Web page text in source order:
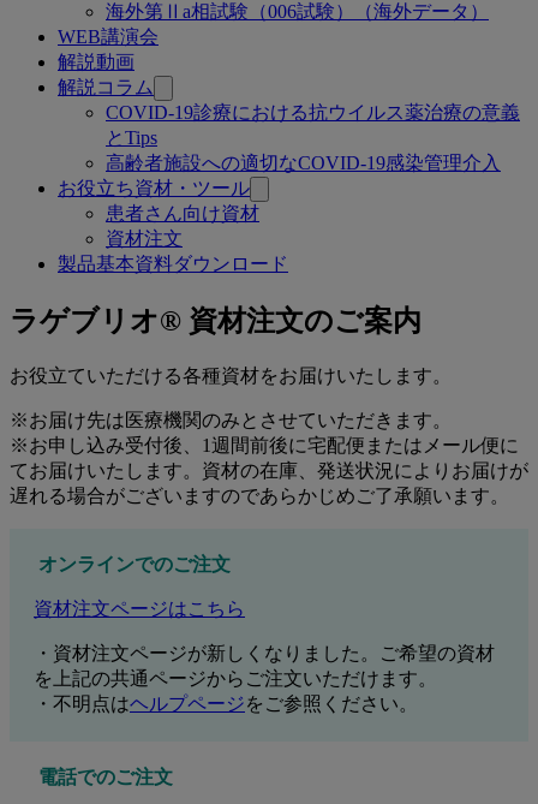
海外第Ⅱa相試験（006試験）（海外データ）
WEB講演会
解説動画
解説コラム
COVID-19診療における抗ウイルス薬治療の意義
とTips
高齢者施設への適切なCOVID-19感染管理介入
お役立ち資材・ツール
患者さん向け資材
資材注文
製品基本資料ダウンロード
資
材
文
ラゲブリオ® 資材注文のご案内
お役立ていただける各種資材をお届けいたします。
※お届け先は医療機関のみとさせていただきます。
※お申し込み受付後、1週間前後に宅配便またはメール便に
てお届けいたします。資材の在庫、発送状況によりお届けが
遅れる場合がございますのであらかじめご了承願います。
オンラインでのご注文
資材注文ページはこちら
・資材注文ページが新しくなりました。ご希望の資材
を上記の共通ページからご注文いただけます。
・不明点はヘルプページをご参照ください。
電話でのご注文